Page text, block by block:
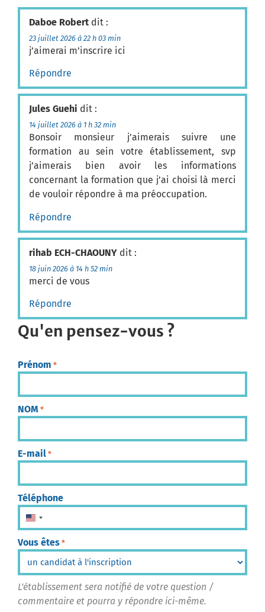
Daboe Robert dit :
23 juillet 2026 à 22 h 03 min
j’aimerai m’inscrire ici
Répondre
Jules Guehi dit :
14 juillet 2026 à 1 h 32 min
Bonsoir monsieur j’aimerais suivre une
formation au sein votre établissement, svp
j’aimerais bien avoir les informations
concernant la formation que j’ai choisi là merci
de vouloir répondre à ma préoccupation.
Répondre
rihab ECH-CHAOUNY dit :
18 juin 2026 à 14 h 52 min
merci de vous
Répondre
Qu'en pensez-vous ?
Prénom *
NOM *
E-mail *
Téléphone
États-Unis +1
Vous êtes *
L'établissement sera notifié de votre question /
commentaire et pourra y répondre ici-même.